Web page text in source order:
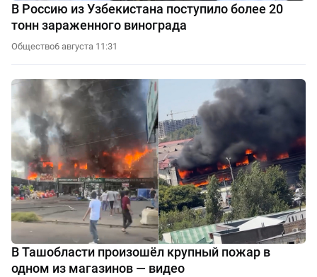
В Россию из Узбекистана поступило более 20
тонн зараженного винограда
Общество6 августа 11:31
В Ташобласти произошёл крупный пожар в
одном из магазинов — видео